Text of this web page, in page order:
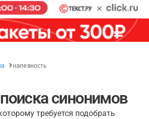
напевность
синонимов
требуется подобрать